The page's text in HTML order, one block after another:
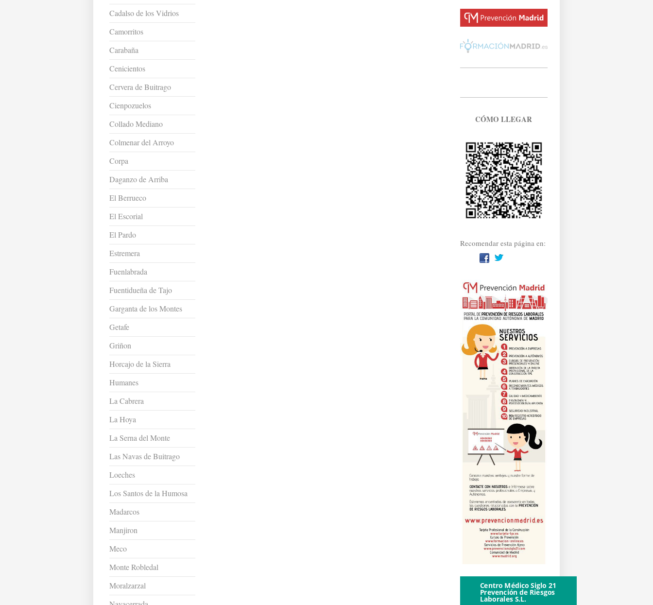
Cadalso de los Vidrios
Camorritos
Carabaña
Cenicientos
Cervera de Buitrago
Cienpozuelos
Collado Mediano
Colmenar del Arroyo
Corpa
Daganzo de Arriba
El Berrueco
El Escorial
El Pardo
Estremera
Fuenlabrada
Fuentidueña de Tajo
Garganta de los Montes
Getafe
Griñon
Horcajo de la Sierra
Humanes
La Cabrera
La Hoya
La Serna del Monte
Las Navas de Buitrago
Loeches
Los Santos de la Humosa
Madarcos
Manjiron
Meco
Monte Robledal
Moralzarzal
CÓMO LLEGAR
Recomendar esta página en: